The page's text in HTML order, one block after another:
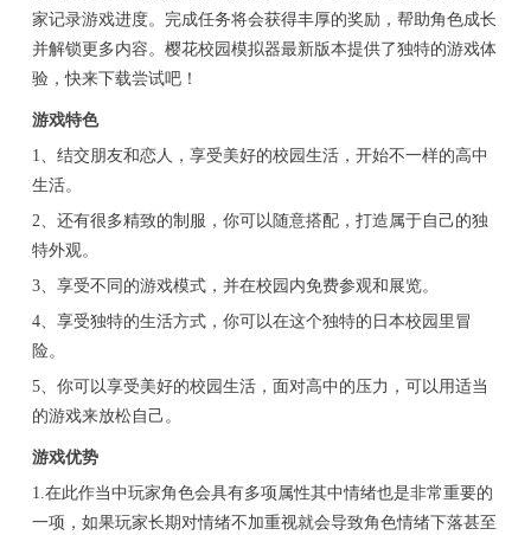
家记录游戏进度。完成任务将会获得丰厚的奖励，帮助角色成长
并解锁更多内容。樱花校园模拟器最新版本提供了独特的游戏体
验，快来下载尝试吧！
游戏特色
1、结交朋友和恋人，享受美好的校园生活，开始不一样的高中
生活。
2、还有很多精致的制服，你可以随意搭配，打造属于自己的独
特外观。
3、享受不同的游戏模式，并在校园内免费参观和展览。
4、享受独特的生活方式，你可以在这个独特的日本校园里冒
险。
5、你可以享受美好的校园生活，面对高中的压力，可以用适当
的游戏来放松自己。
游戏优势
1.在此作当中玩家角色会具有多项属性其中情绪也是非常重要的
一项，如果玩家长期对情绪不加重视就会导致角色情绪下落甚至